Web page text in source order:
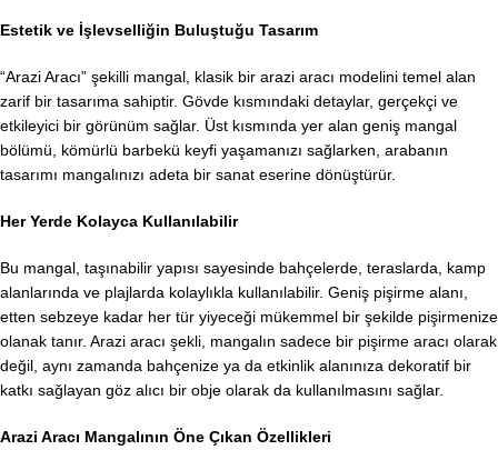
Estetik ve İşlevselliğin Buluştuğu Tasarım
“Arazi Aracı” şekilli mangal, klasik bir arazi aracı modelini temel alan
zarif bir tasarıma sahiptir. Gövde kısmındaki detaylar, gerçekçi ve
etkileyici bir görünüm sağlar. Üst kısmında yer alan geniş mangal
bölümü, kömürlü barbekü keyfi yaşamanızı sağlarken, arabanın
tasarımı mangalınızı adeta bir sanat eserine dönüştürür.
Her Yerde Kolayca Kullanılabilir
Bu mangal, taşınabilir yapısı sayesinde bahçelerde, teraslarda, kamp
alanlarında ve plajlarda kolaylıkla kullanılabilir. Geniş pişirme alanı,
etten sebzeye kadar her tür yiyeceği mükemmel bir şekilde pişirmenize
olanak tanır. Arazi aracı şekli, mangalın sadece bir pişirme aracı olarak
değil, aynı zamanda bahçenize ya da etkinlik alanınıza dekoratif bir
katkı sağlayan göz alıcı bir obje olarak da kullanılmasını sağlar.
Arazi Aracı Mangalının Öne Çıkan Özellikleri